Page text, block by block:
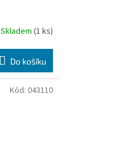
R
M
A
Skladem (1 ks)
Do košíku
Kód: 043110